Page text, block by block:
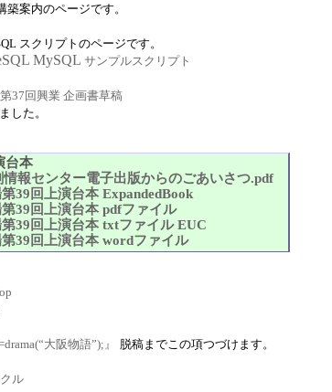
築案内のページです。
スクリプトのページです。
MySQL サンプルスクリプト
37回興業 企画書草稿
した。
台本
情報センター電子出版からのごあいさつ.pdf
39回上演台本 ExpandedBook
39回上演台本 pdfファイル
39回上演台本 txtファイル EUC
39回上演台本 wordファイル
大阪物語”);』
脱稿までこの項つづけます。
ル